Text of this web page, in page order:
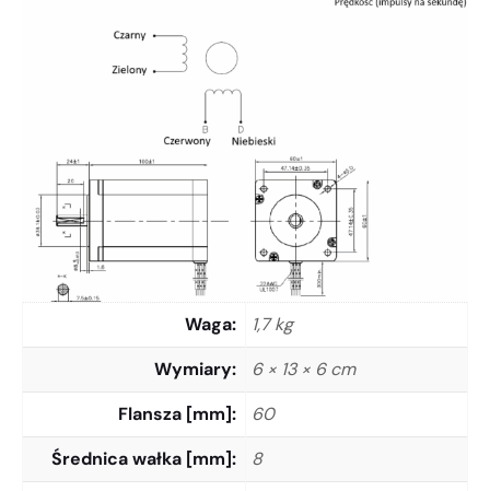
Waga
1,7 kg
Wymiary
6 × 13 × 6 cm
Flansza [mm]
60
Średnica wałka [mm]
8